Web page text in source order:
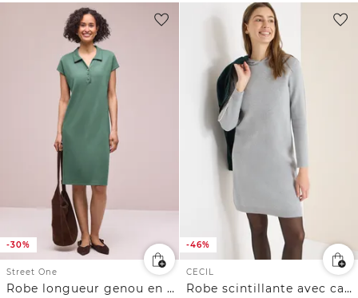
-30%
Street One
Robe longueur genou en couleur unie
-46%
CECIL
Robe scintillante avec capuche